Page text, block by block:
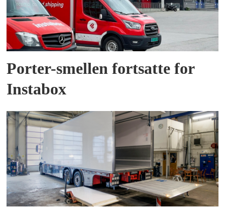
Porter-smellen fortsatte for
Instabox